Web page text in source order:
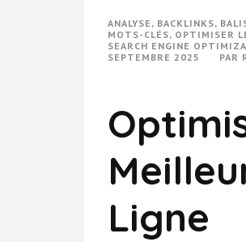
ANALYSE , BACKLINKS,
MOTS-CLÉS, OPTIMISER
SEARCH ENGINE
SEPTEMBRE 2025
PAR
Ligne